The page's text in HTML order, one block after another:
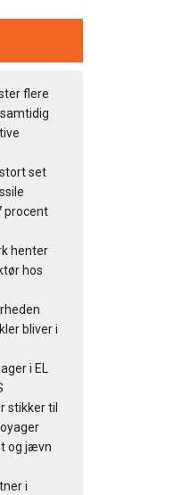
flere
set
procent
henter
hos
bliver i
i EL
stikker til
og jævn
i